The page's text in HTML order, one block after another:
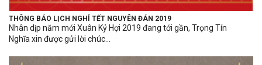
THÔNG BÁO LỊCH NGHỈ TẾT NGUYÊN ĐÁN 2019
Nhân dịp năm mới Xuân Kỷ Hợi 2019 đang tới gần, Trọng Tín
Nghĩa xin được gửi lời chúc...